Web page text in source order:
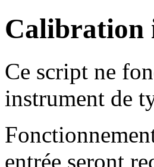
Calibration
Ce script ne
instrument de
entrée seront